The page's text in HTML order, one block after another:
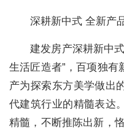
深耕新中式 全新产
建发房产深耕新中
生活匠造者”，百项独有
产为探索东方美学做出
代建筑行业的精髓表达
精髓，不断推陈出新，